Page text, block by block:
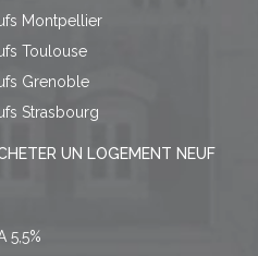
Montpellier
Toulouse
Grenoble
Strasbourg
UN LOGEMENT NEUF
5,5%